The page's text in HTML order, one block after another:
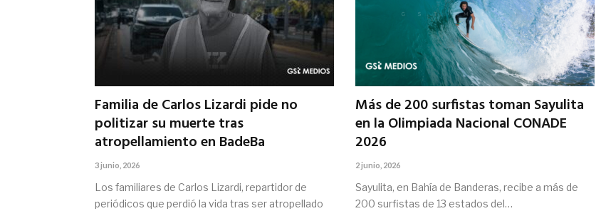
Familia de Carlos Lizardi pide no
politizar su muerte tras
atropellamiento en BadeBa
3 junio, 2026
Los familiares de Carlos Lizardi, repartidor de
periódicos que perdió la vida tras ser atropellado
Más de 200 surfistas toman Sayulita
en la Olimpiada Nacional CONADE
2026
2 junio, 2026
Sayulita, en Bahía de Banderas, recibe a más de
200 surfistas de 13 estados del…